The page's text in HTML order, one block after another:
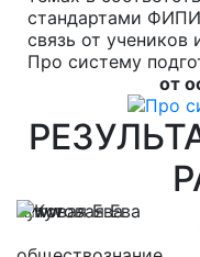
стандартами
связь от учеников
Про систему
от
Кутовая Ева